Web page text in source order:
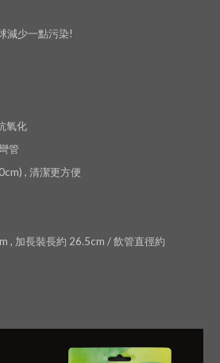
減少一點污染!
氧化
管
, 清潔更方便
, 加長裝長約 26.5cm / 飲管直徑約